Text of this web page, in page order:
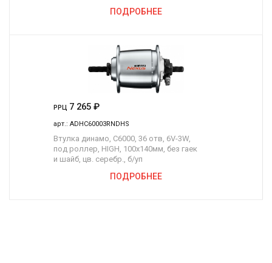
ПОДРОБНЕЕ
РРЦ 7 265 ₽
арт.: ADHC60003RNDHS
Втулка динамо, C6000, 36 отв, 6V-3W,
под роллер, HIGH, 100x140мм, без гаек
и шайб, цв. серебр., б/уп
ПОДРОБНЕЕ